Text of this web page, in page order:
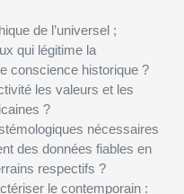
de l’universel ;
qui légitime la
conscience historique ?
les valeurs et les
?
nécessaires
des données fiables en
respectifs ?
le contemporain :